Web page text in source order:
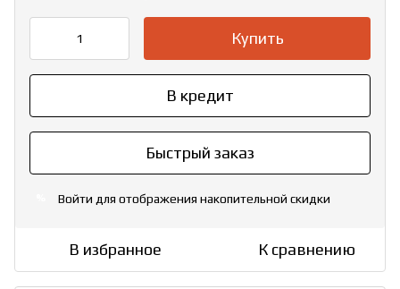
Купить
В кредит
Быстрый заказ
Войти для отображения накопительной скидки
В избранное К сравнению